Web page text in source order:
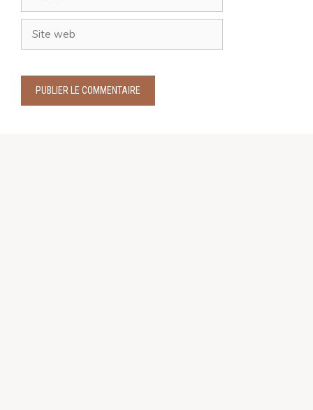
mail
Site
web